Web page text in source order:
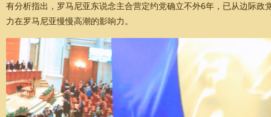
有分析指出，罗马尼亚东说念主合营定约党确立不外6年，已从边际
力在罗马尼亚慢慢高潮的影响力。